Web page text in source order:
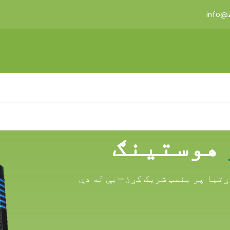
هوستینګ
پر بنسټ شریک کړئ—بې له دې